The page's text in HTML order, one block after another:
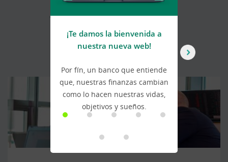
También te puede
interesar
¡Te damos la bienvenida a
nuestra nueva web!
Por fín, un banco que entiende
que, nuestras finanzas cambian
como lo hacen nuestras vidas,
objetivos y sueños.